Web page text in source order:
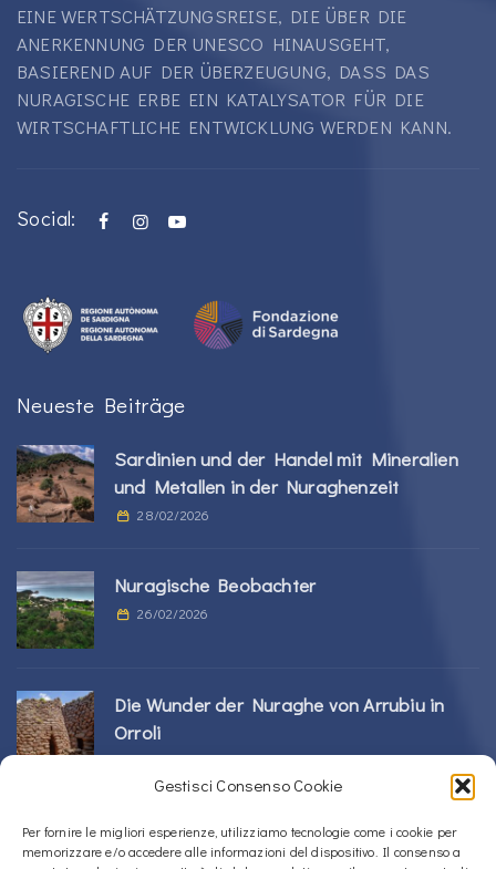
Gestisci Consenso Cookie
Per fornire le migliori esperienze, utilizziamo tecnologie come i cookie per
memorizzare e/o accedere alle informazioni del dispositivo. Il consenso a
EINE WERTSCHÄTZUNGSREISE, DIE ÜBER DIE
ANERKENNUNG DER UNESCO HINAUSGEHT,
BASIEREND AUF DER ÜBERZEUGUNG, DASS DAS
NURAGISCHE ERBE EIN KATALYSATOR FÜR DIE
WIRTSCHAFTLICHE ENTWICKLUNG WERDEN KANN.
Social:
Neueste Beiträge
Sardinien und der Handel mit Mineralien
und Metallen in der Nuraghenzeit
28/02/2026
Nuragische Beobachter
26/02/2026
Die Wunder der Nuraghe von Arrubiu in
Orroli
24/02/2026
Sos Nurattolos Nuragic-Komplex in Alà dei
Sardi